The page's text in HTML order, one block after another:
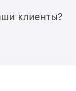
клиенты?